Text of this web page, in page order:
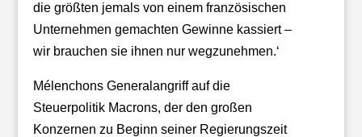
die größten jemals von einem französischen
Unternehmen gemachten Gewinne kassiert –
wir brauchen sie ihnen nur wegzunehmen.‘
Mélenchons Generalangriff auf die
Steuerpolitik Macrons, der den großen
Konzernen zu Beginn seiner Regierungszeit